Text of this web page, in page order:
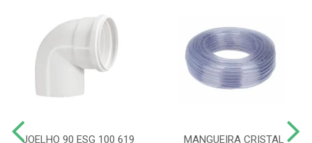
JOELHO 90 ESG 100 619
MANGUEIRA CRISTAL